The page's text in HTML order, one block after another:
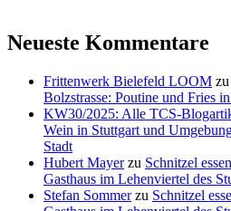
Neueste Kommentare
Frittenwerk Bielefeld LOOM zu
Bolzstrasse: Poutine und Fries
KW30/2025: Alle TCS-
Wein in Stuttgart und
Stadt
Hubert Mayerzu Schnitzel
Gasthaus im Lehenviertel des
Stefan Sommerzu Schnitzel